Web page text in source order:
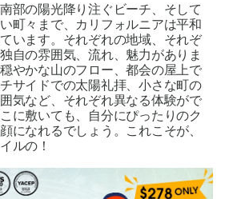
部の陽光降り注ぐビーチ、そして
町々まで、カリフォルニアは平和
います。それぞれの地域、それぞ
自の雰囲気、流れ、魅力がありま
やかな山のフロー、都会の屋上で
サイドでの太陽礼拝、小さな町の
気など、それぞれ異なる体験がで
に敷いても、自分にぴったりのク
になれるでしょう。これこそが、
ルの ！